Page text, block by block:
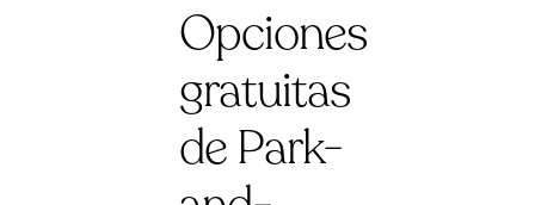
Opciones
gratuitas
de Park-